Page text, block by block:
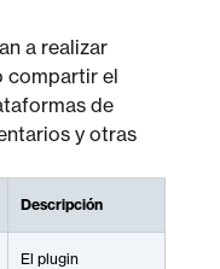
a realizar
compartir el
de
y otras
Descripción
El plugin